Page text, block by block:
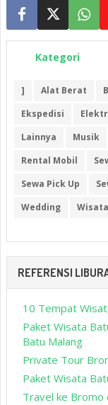
Kategori
] Alat Berat
Ekspedisi
Lainnya
Musik
Rental Mobil
Sewa Pick Up
Wedding
Wisata
REFERENSI
10 Tempat
Paket Wisata
Batu Malang
Private Tour
Paket Wisata
Travel ke Bromo